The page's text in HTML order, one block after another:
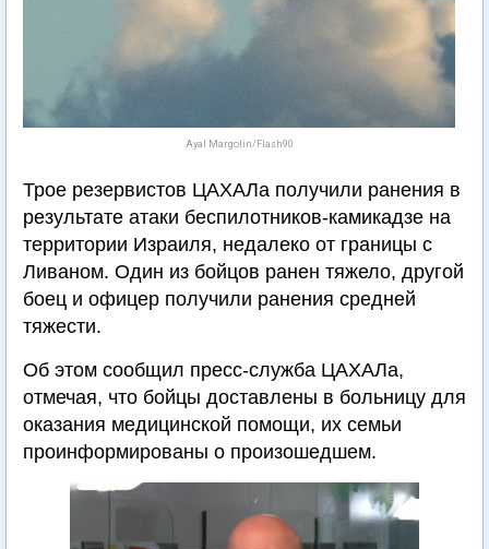
Ayal Margolin/Flash90
Трое резервистов ЦАХАЛа получили ранения в
результате атаки беспилотников-камикадзе на
территории Израиля, недалеко от границы с
Ливаном. Один из бойцов ранен тяжело, другой
боец и офицер получили ранения средней
тяжести.
Об этом сообщил пресс-служба ЦАХАЛа,
отмечая, что бойцы доставлены в больницу для
оказания медицинской помощи, их семьи
проинформированы о произошедшем.